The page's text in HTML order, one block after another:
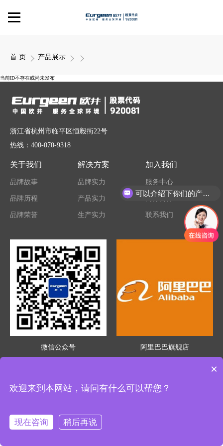
首 页 产品展示
当前ID不存在或尚未发布
浙江省杭州市临平区恒毅街22号
热线：400-070-9318
关于我们
品牌故事
品牌历程
品牌荣誉
解决方案
品牌实力
产品实力
生产实力
加入我们
服务中心
商务合作
联系我们
微信公众号 阿里巴巴旗舰店
可以介绍下你们的产品么
×
欢迎来到本网站，请问有什么可以帮您？
现在咨询 稍后再说